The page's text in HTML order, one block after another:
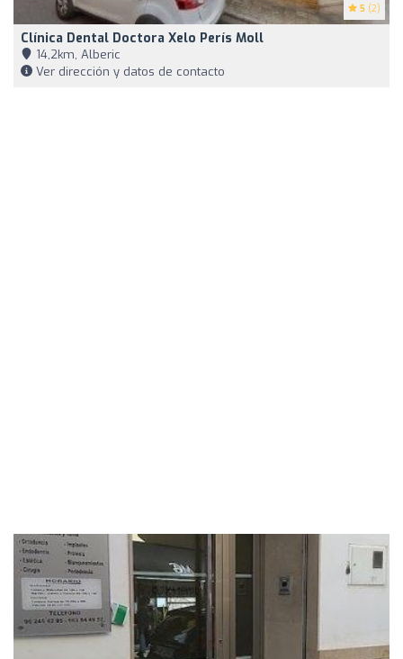
5 (2)
Clínica Dental Doctora Xelo Perís Moll
14,2km, Alberic
Ver dirección y datos de contacto